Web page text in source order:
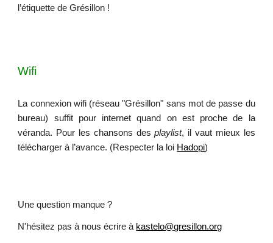
l’étiquette de Grésillon !
Wifi
La connexion wifi (réseau "Grésillon" sans mot de passe du
bureau) suffit pour internet quand on est proche de la
véranda. Pour les chansons desplaylist, il vaut mieux les
télécharger à l’avance. (Respecter la loi Hadopi)
Une question manque ?
N'hésitez pas à nous écrire à kastelo@gresillon.org